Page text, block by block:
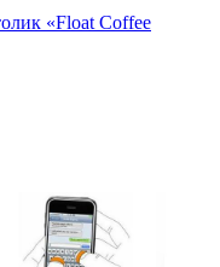
«Float Coffee